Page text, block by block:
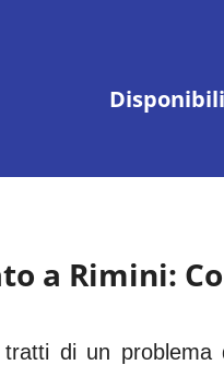
a Rimini:
di un problema